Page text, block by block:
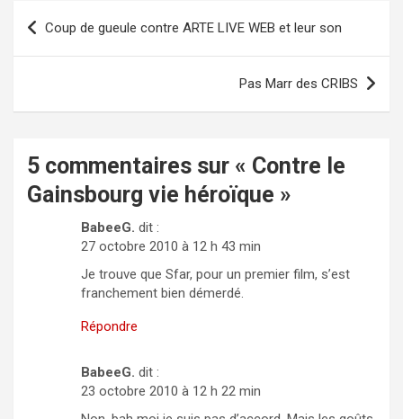
Navigation
de
Coup de gueule contre ARTE LIVE WEB et leur son
Pas Marr des CRIBS
5 commentaires sur « Contre le
Gainsbourg vie héroïque »
BabeeG. dit :
27 octobre 2010 à 12 h 43 min
Je trouve que Sfar, pour un premier film, s’est
franchement bien démerdé.
Répondre
BabeeG. dit :
23 octobre 2010 à 12 h 22 min